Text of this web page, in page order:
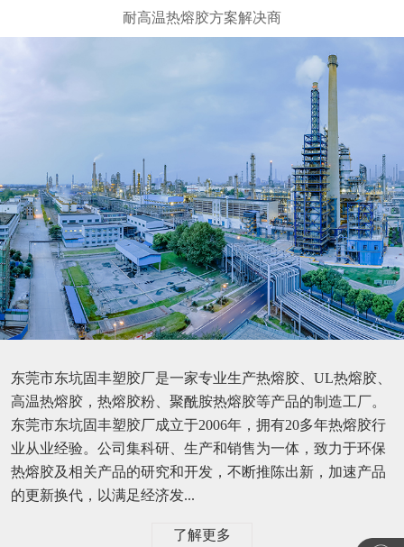
东莞市东坑固丰塑胶厂是一家专业生产热熔胶、UL热熔胶、
高温热熔胶，热熔胶粉、聚酰胺热熔胶等产品的制造工厂。
东莞市东坑固丰塑胶厂成立于2006年，拥有20多年热熔胶行
业从业经验。公司集科研、生产和销售为一体，致力于环保
热熔胶及相关产品的研究和开发，不断推陈出新，加速产品
的更新换代，以满足经济发...
了解更多